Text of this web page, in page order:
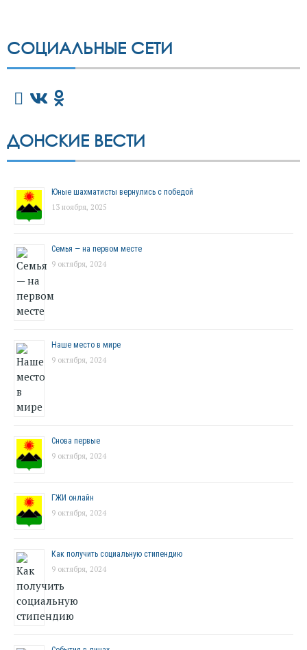
СОЦИАЛЬНЫЕ СЕТИ
ДОНСКИЕ ВЕСТИ
Юные шахматисты вернулись с победой
13 ноября, 2025
Семья — на первом месте
9 октября, 2024
Наше место в мире
9 октября, 2024
Снова первые
9 октября, 2024
ГЖИ онлайн
9 октября, 2024
Как получить социальную стипендию
9 октября, 2024